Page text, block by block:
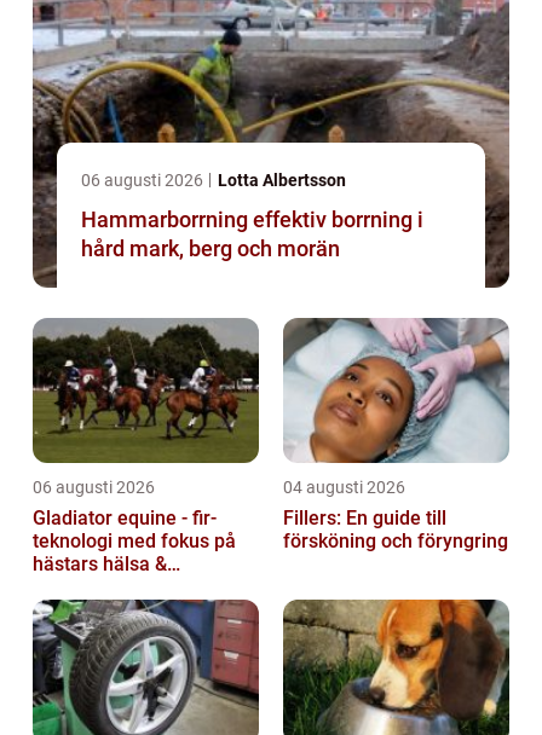
06 augusti 2026 Lotta Albertsson
Hammarborrning effektiv borrning i
hård mark, berg och morän
06 augusti 2026
Gladiator equine - fir-
teknologi med fokus på
hästars hälsa &
04 augusti 2026
Fillers: En guide till
försköning och föryngring